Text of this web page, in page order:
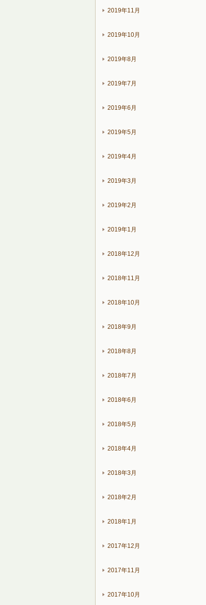
2019年11月
2019年10月
2019年8月
2019年7月
2019年6月
2019年5月
2019年4月
2019年3月
2019年2月
2019年1月
2018年12月
2018年11月
2018年10月
2018年9月
2018年8月
2018年7月
2018年6月
2018年5月
2018年4月
2018年3月
2018年2月
2018年1月
2017年12月
2017年11月
2017年10月